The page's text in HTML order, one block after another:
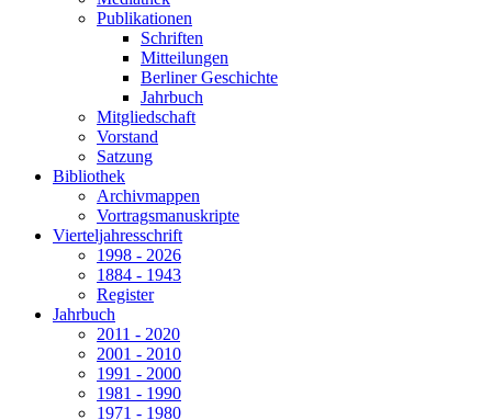
Publikationen
Schriften
Mitteilungen
Berliner Geschichte
Jahrbuch
Mitgliedschaft
Vorstand
Satzung
Bibliothek
Archivmappen
Vortragsmanuskripte
Vierteljahresschrift
1998 - 2026
1884 - 1943
Register
Jahrbuch
2011 - 2020
2001 - 2010
1991 - 2000
1981 - 1990
1971 - 1980